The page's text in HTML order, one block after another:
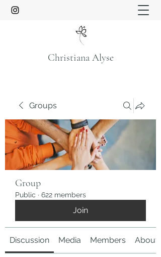
Christiana Alyse
Groups
Group
Public · 622 members
Join
Discussion Media Members About